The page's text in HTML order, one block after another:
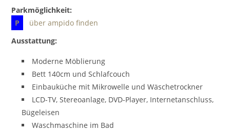
Parkmöglichkeit:
P
über ampido finden
Ausstattung:
Moderne Möblierung
Bett 140cm und Schlafcouch
Einbauküche mit Mikrowelle und Wäschetrockner
LCD-TV, Stereoanlage, DVD-Player, Internetanschluss,
Bügeleisen
Waschmaschine im Bad